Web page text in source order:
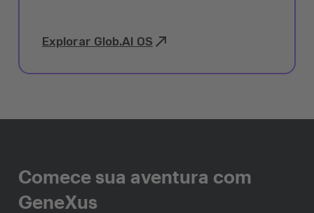
Explorar Glob.AI OS
Comece sua aventura com
GeneXus